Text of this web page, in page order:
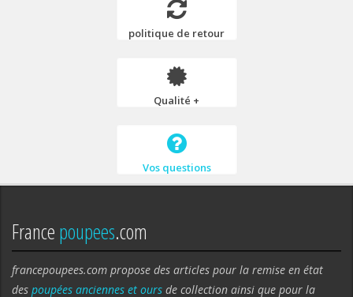
politique de retour
Qualité +
Vos questions
Francepoupees.com
francepoupees.com propose des articles pour la remise en état
des poupées anciennes et ours de collection ainsi que pour la